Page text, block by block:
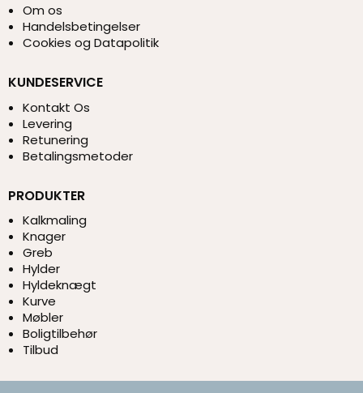
Om os
Handelsbetingelser
Cookies og Datapolitik
KUNDESERVICE
Kontakt Os
Levering
Retunering
Betalingsmetoder
PRODUKTER
Kalkmaling
Knager
Greb
Hylder
Hyldeknægt
Kurve
Møbler
Boligtilbehør
Tilbud